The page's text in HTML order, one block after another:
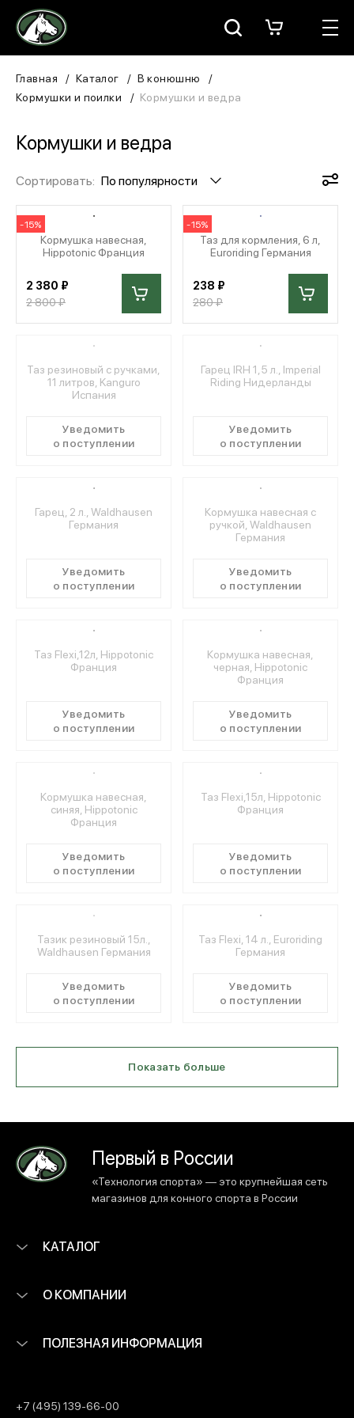
Москва
Для лошади
В конюшню
ЗООТОВАРЫ
Для собаки
Сувениры/Подарки
ПОКУПАТЕЛЯМ
обратный звонок
Главная Каталог
В конюшню
Кормушки и поилки
Кормушки и ведра
Кормушки и ведра
Сортировать: По популярности
-15%
Кормушка навесная,
Hippotonic Франция
2 380 ₽
2 800 ₽
-15%
Таз для кормления, 6 л,
Euroriding Германия
238 ₽
280 ₽
Таз резиновый с ручками,
11 литров, Kanguro
Испания
Уведомить
о поступлении
Гарец IRH 1,5 л., Imperial
Riding Нидерланды
Уведомить
о поступлении
Гарец, 2 л., Waldhausen
Германия
Уведомить
о поступлении
Кормушка навесная с
ручкой, Waldhausen
Германия
Уведомить
о поступлении
Таз Flexi,12л, Hippotonic
Франция
Уведомить
о поступлении
Кормушка навесная,
черная, Hippotonic
Франция
Уведомить
о поступлении
Кормушка навесная,
синяя, Hippotonic
Франция
Уведомить
о поступлении
Таз Flexi,15л, Hippotonic
Франция
Уведомить
о поступлении
Тазик резиновый 15л.,
Waldhausen Германия
Уведомить
о поступлении
Таз Flexi, 14 л., Euroriding
Германия
Уведомить
о поступлении
Показать больше
Первый в России
«Технология спорта» — это крупнейшая сеть
магазинов для конного спорта в России
КАТАЛОГ
О КОМПАНИИ
ПОЛЕЗНАЯ ИНФОРМАЦИЯ
+7 (495) 139-66-00